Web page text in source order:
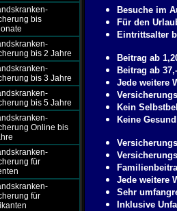
bis
bis 2 Jahre
bis 3 Jahre
bis 5 Jahre
Online bis
für
für
Besuche im
Für den
Eintrittsalter
Beitrag ab
Beitrag ab
Jede weitere
Kein
Keine
Jede weitere
Sehr
Inklusive